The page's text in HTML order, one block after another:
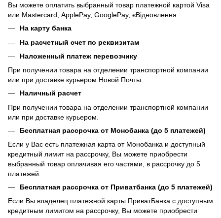
Вы можете оплатить выбранный товар платежной картой Visa
или Mastercard, ApplePay, GooglePay, єВідновлення.
На карту банка
На расчетный счет по реквизитам
Наложенный платеж перевозчику
При получении товара на отделении транспортной компании
или при доставке курьером Новой Почты.
Наличный расчет
При получении товара на отделении транспортной компании
или при доставке курьером.
Бесплатная рассрочка от Монобанка (до 5 платежей)
Если у Вас есть платежная карта от Монобанка и доступный
кредитный лимит на рассрочку, Вы можете приобрести
выбранный товар оплачивая его частями, в рассрочку до 5
платежей.
Бесплатная рассрочка от Приватбанка (до 5 платежей)
Если Вы владелец платежной карты ПриватБанка с доступным
кредитным лимитом на рассрочку, Вы можете приобрести